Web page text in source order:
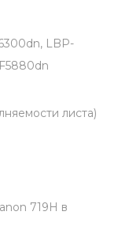
LBP-
листа)
719H в